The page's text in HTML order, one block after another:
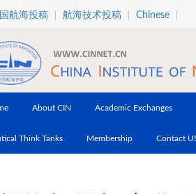
航海投稿 航海技术投稿 Chinese
About CIN Academic Exchanges
Think Tanks Membership Contact